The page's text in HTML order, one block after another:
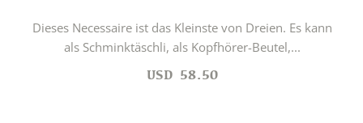
Dieses Necessaire ist das Kleinste von Dreien. Es kann
als Schminktäschli, als Kopfhörer-Beutel,...
USD 58.50